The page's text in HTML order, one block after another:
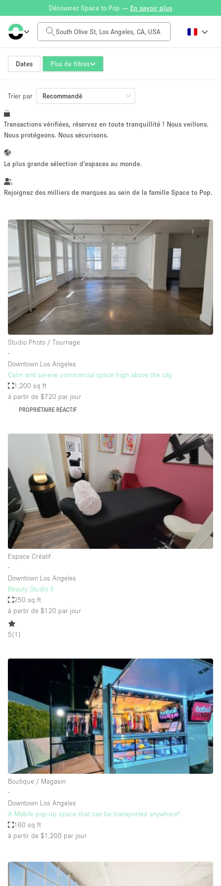
Découvrez Space to Pop — En savoir plus
Dates Plus de filtres
Tarif à la journée
$0
Taille de l'espace
~ 13 personnes
Vente au
détail
Showroom Événement Art Alimentation
Séance de
photo
Conférence Réunion
Commercial
Partagé
Type de l'espace
Atelier
Autre
Bateau
Boutique en Partage
Bureaux
Camion / Fourgon
Commerce
Container
Entrepôt / Espace Stockage / Box
Espace Atypique / Unique
Espace Publicitaire
Espace Événementiel
Galerie d'art
Maison / Villa / Hôtel Particulier
Restaurant / Bar / Café
Rooftop
Salle
Salle de Conférence
Salle de Réunion
Salon / Festival
Salon Beauté / Coiffure
Studio Photo / Tournage
Étal de Marché
Accès aux handicapés
Trier par Recommandé
Transactions vérifiées, réservez en toute tranquillité ! Nous veillons.
Nous protégeons. Nous sécurisons.
La plus grande sélection d'espaces au monde.
Rejoignez des milliers de marques au sein de la famille Space to Pop.
Studio Photo / Tournage
∙
Downtown Los Angeles
Calm and serene commercial space high above the city.
1,200 sq ft
à partir de $720 par jour
PROPRIÉTAIRE RÉACTIF
Espace Créatif
∙
Downtown Los Angeles
Beauty Studio II
250 sq ft
à partir de $120 par jour
5(1 )
Boutique / Magasin
∙
Downtown Los Angeles
A Mobile pop-up space that can be transported anywhere*.
160 sq ft
à partir de $1,200 par jour